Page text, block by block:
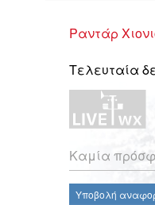
Ραντάρ
Τελευταία
Καμία
Υποβολή